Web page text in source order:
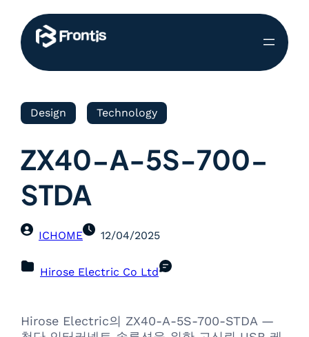
Design Technology
ZX40-A-5S-700-
STDA
ICHOME 12/04/2025
Hirose Electric Co Ltd
Hirose Electric의 ZX40-A-5S-700-STDA —